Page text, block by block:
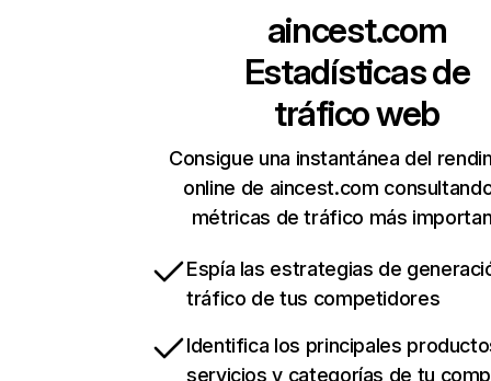
aincest.com
Estadísticas de
tráfico web
Consigue una instantánea del
online de aincest.com
métricas de tráfico más
Espía las estrategias de
tráfico de tus competidores
Identifica los principales
servicios y categorías de tu